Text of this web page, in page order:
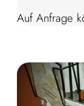
Auf Anfrage